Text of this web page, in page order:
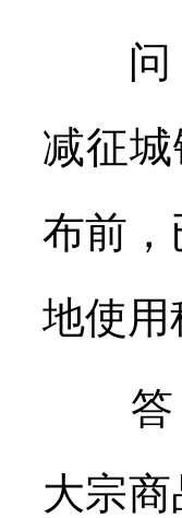
问：
减征
布前，
地使用
答：
大宗